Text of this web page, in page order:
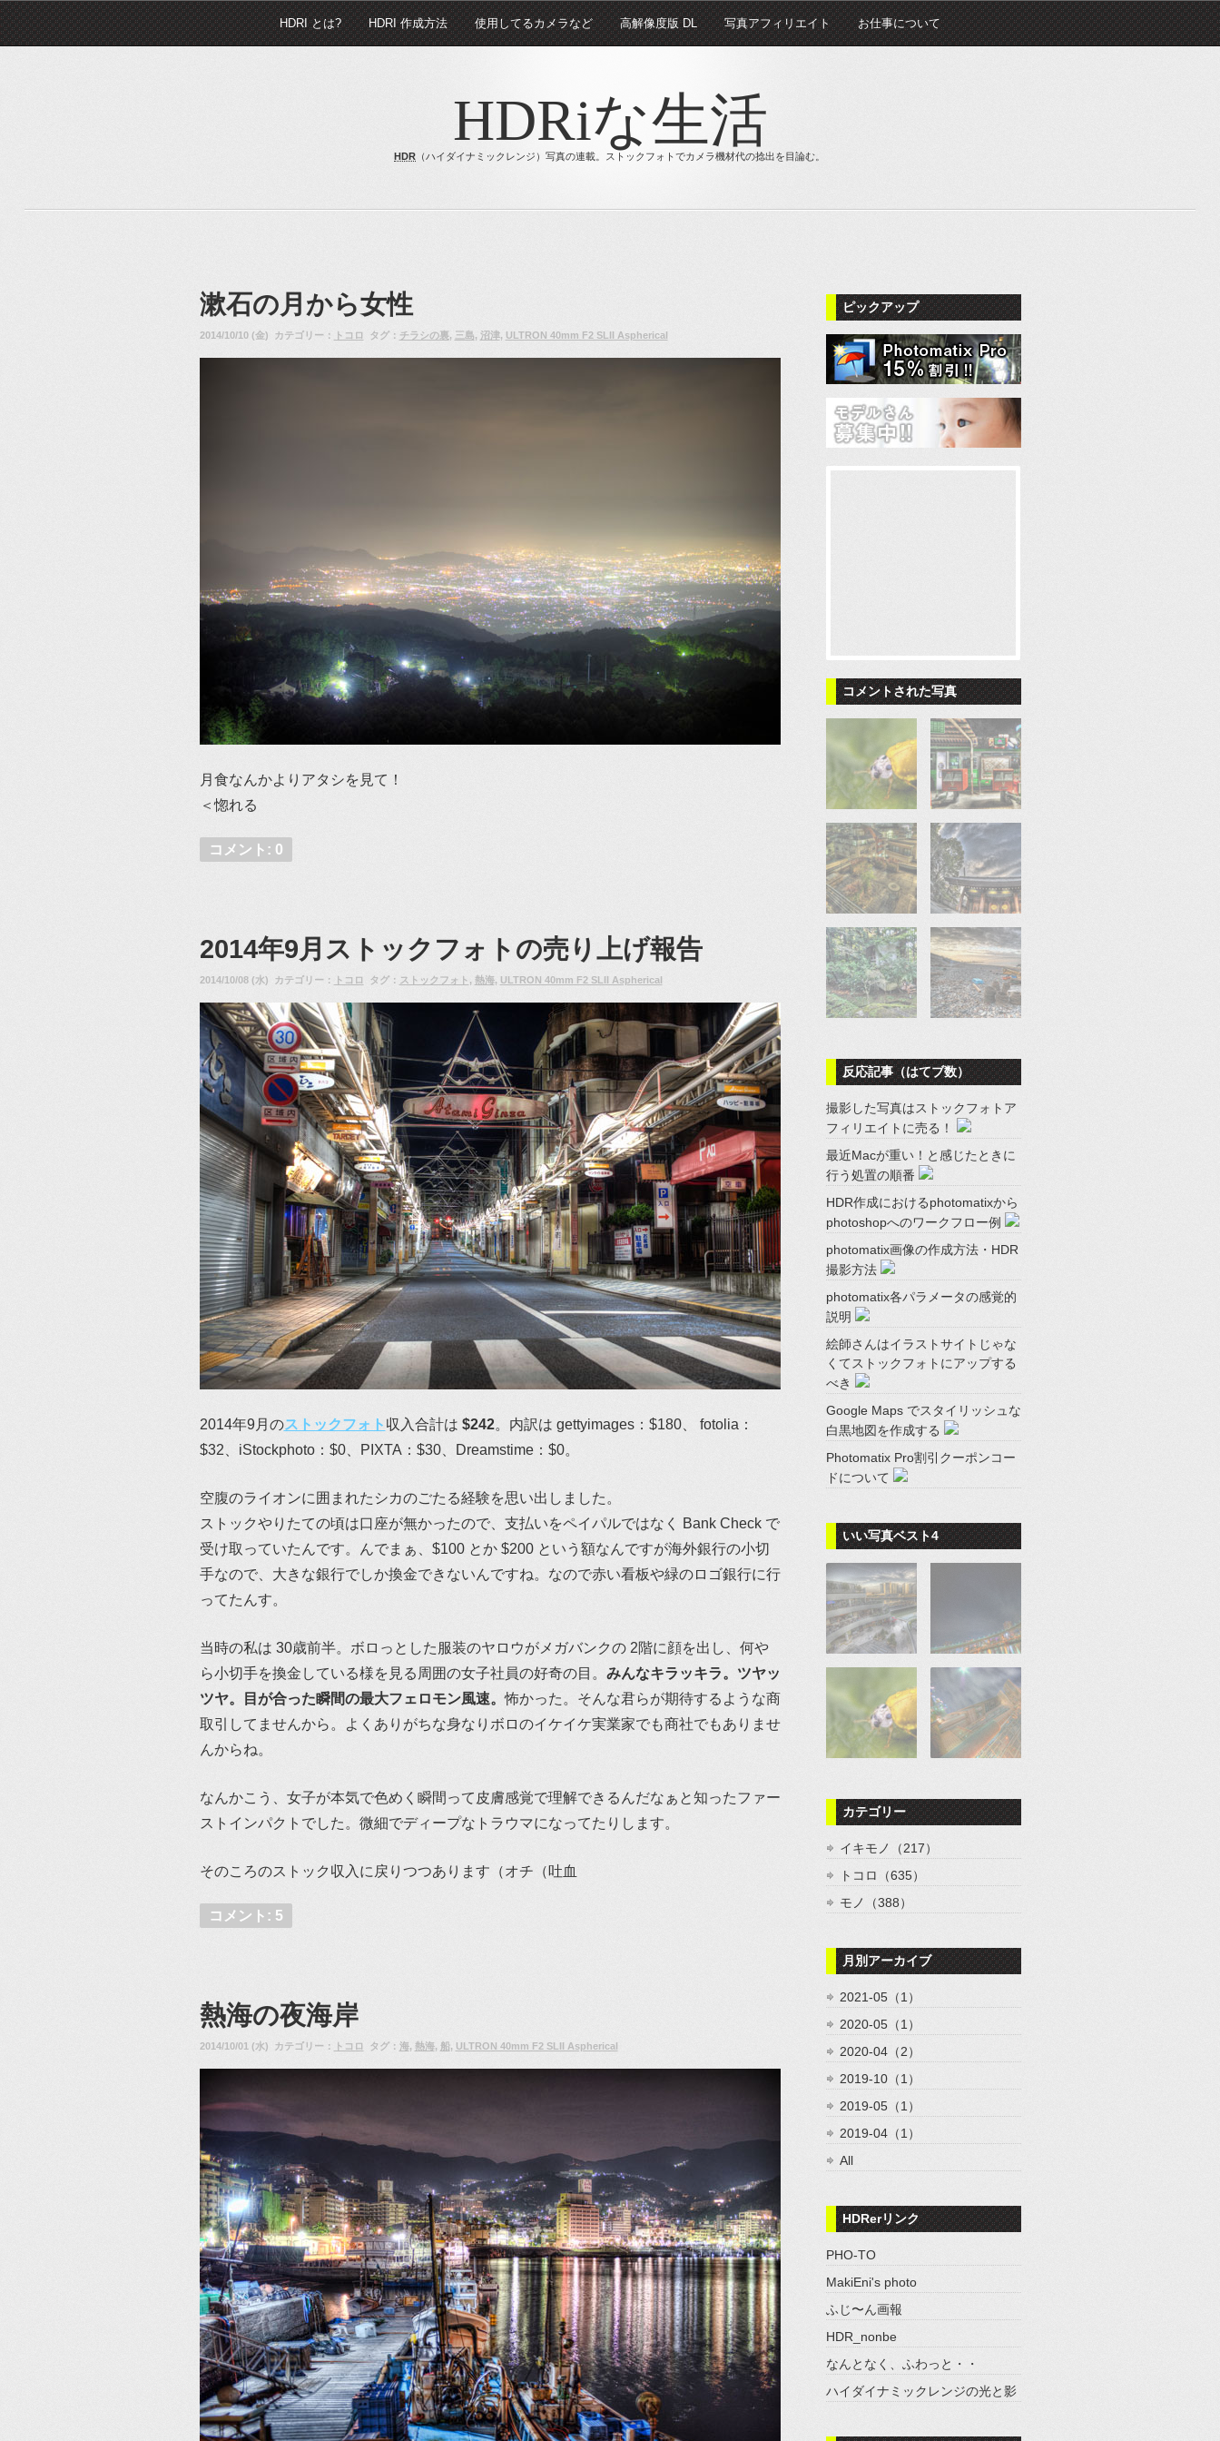
HDRI とは? HDRI 作成方法 使用してるカメラなど 高解像度版 DL 写真アフィリエイト お仕事について
HDRiな生活
HDR （ハイダイナミックレンジ）写真の連載。ストックフォトでカメラ機材代の捻出を目論む。
漱石の月から女性
2014/10/10 (金) カテゴリー： トコロ タグ： チラシの裏, 三島, 沼津, ULTRON 40mm F2 SLII Aspherical
月食なんかよりアタシを見て！
＜惚れる
コメント: 0
2014年9月ストックフォトの売り上げ報告
2014/10/08 (水) カテゴリー： トコロ タグ： ストックフォト , 熱海, ULTRON 40mm F2 SLII Aspherical
2014年9月のストックフォト 収入合計は $242。内訳は gettyimages：$180、 fotolia：
$32、iStockphoto：$0、PIXTA：$30、Dreamstime：$0。
空腹のライオンに囲まれたシカのごたる経験を思い出しました。
ストックやりたての頃は口座が無かったので、支払いをペイパルではなく Bank Check で
受け取っていたんです。んでまぁ、$100 とか $200 という額なんですが海外銀行の小切
手なので、大きな銀行でしか換金できないんですね。なので赤い看板や緑のロゴ銀行に行
ってたんす。
当時の私は 30歳前半。ボロっとした服装のヤロウがメガバンクの 2階に顔を出し、何や
ら小切手を換金している様を見る周囲の女子社員の好奇の目。 みんなキラッキラ。ツヤッ
ツヤ。目が合った瞬間の最大フェロモン風速。怖かった。そんな君らが期待するような商
取引してませんから。よくありがちな身なりボロのイケイケ実業家でも商社でもありませ
んからね。
なんかこう、女子が本気で色めく瞬間って皮膚感覚で理解できるんだなぁと知ったファー
ストインパクトでした。微細でディープなトラウマになってたりします。
そのころのストック収入に戻りつつあります（オチ（吐血
コメント: 5
熱海の夜海岸
2014/10/01 (水) カテゴリー： トコロ タグ： 海, 熱海, 船, ULTRON 40mm F2 SLII Aspherical
ピックアップ
コメントされた写真
反応記事（はてブ数）
撮影した写真はストックフォトア
フィリエイトに売る！
最近Macが重い！と感じたときに
行う処置の順番
HDR作成におけるphotomatixから
photoshopへのワークフロー例
photomatix画像の作成方法・HDR
撮影方法
photomatix各パラメータの感覚的
説明
絵師さんはイラストサイトじゃな
くてストックフォトにアップする
べき
Google Maps でスタイリッシュな
白黒地図を作成する
Photomatix Pro割引クーポンコー
ドについて
いい写真ベスト4
カテゴリー
イキモノ（217）
トコロ（635）
モノ（388）
月別アーカイブ
2021-05（1）
2020-05（1）
2020-04（2）
2019-10（1）
2019-05（1）
2019-04（1）
All
HDRerリンク
PHO-TO
MakiEni's photo
ふじ〜ん画報
HDR_nonbe
なんとなく、ふわっと・・
ハイダイナミックレンジの光と影